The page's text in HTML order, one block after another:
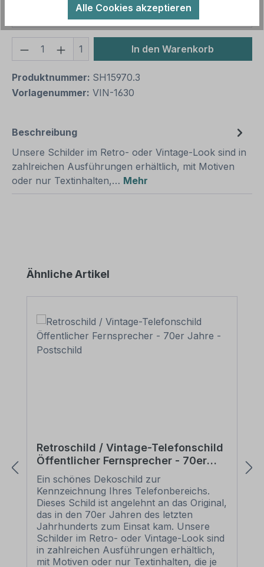
abweichende Endpreise möglich.
Produkt Anzahl: Gib den
1 In den Warenkorb
Produktnummer: SH15970.3
Vorlagenummer: VIN-1630
Beschreibung
Unsere Schilder im Retro- oder Vintage-Look sind in
zahlreichen Ausführungen erhältlich, mit Motiven
oder nur Textinhalten,… Mehr
Produktgalerie überspringen
Ähnliche Artikel
Retroschild / Vintage-Telefonschild
Öffentlicher Fernsprecher - 70er
Jahre - Postschild
Ein schönes Dekoschild zur
Kennzeichnung Ihres Telefonbereichs.
Dieses Schild ist angelehnt an das Original,
das in den 70er Jahren des letzten
Jahrhunderts zum Einsat kam. Unsere
Schilder im Retro- oder Vintage-Look sind
in zahlreichen Ausführungen erhältlich,
mit Motiven oder nur Textinhalten, die je
Alle Cookies akzeptieren